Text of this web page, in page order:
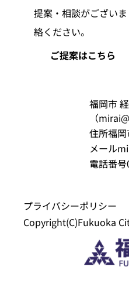
提案・相談がございま
絡ください。
ご提案はこちら
福岡市
（
住所福
メール
電話番号
プライバシーポリシー
Copyright(C)Fukuoka